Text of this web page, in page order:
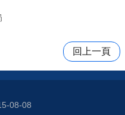
回上一頁
08-08